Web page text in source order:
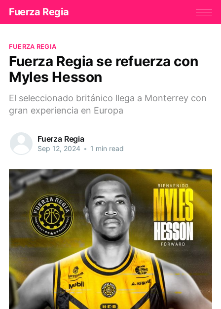
Fuerza Regia
FUERZA REGIA
Fuerza Regia se refuerza con
Myles Hesson
El seleccionado británico llega a Monterrey con
gran experiencia en Europa
Fuerza Regia
Sep 12, 2024 • 1 min read